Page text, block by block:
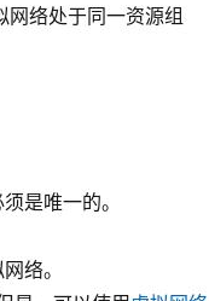
络处于同一资源组
是唯一的。
络。